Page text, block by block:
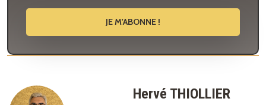
JE M'ABONNE !
Hervé THIOLLIER